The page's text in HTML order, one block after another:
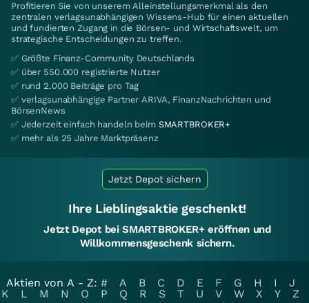
Profitieren Sie von unserem Alleinstellungsmerkmal als den
zentralen verlagsunabhängigen Wissens-Hub für einen aktuellen
und fundierten Zugang in die Börsen- und Wirtschaftswelt, um
strategische Entscheidungen zu treffen.
✅ Größte Finanz-Community Deutschlands
✅ über 550.000 registrierte Nutzer
✅ rund 2.000 Beiträge pro Tag
✅ verlagsunabhängige Partner ARIVA, FinanzNachrichten und
BörsenNews
✅ Jederzeit einfach handeln beim SMARTBROKER+
✅ mehr als 25 Jahre Marktpräsenz
Jetzt Depot sichern
Ihre Lieblingsaktie geschenkt!
Jetzt Depot bei SMARTBROKER+ eröffnen und
Willkommensgeschenk sichern.
Aktien von A - Z: # A B C D E F G H I
J
K
L M N O P Q R S T U V W X Y
Z